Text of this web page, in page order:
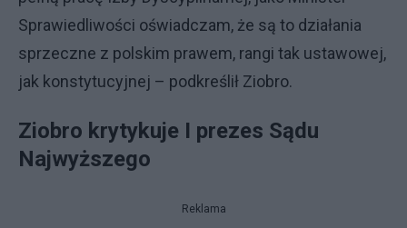
Sprawiedliwości oświadczam, że są to działania
sprzeczne z polskim prawem, rangi tak ustawowej,
jak konstytucyjnej – podkreślił Ziobro.
Ziobro krytykuje I prezes Sądu
Najwyższego
Reklama